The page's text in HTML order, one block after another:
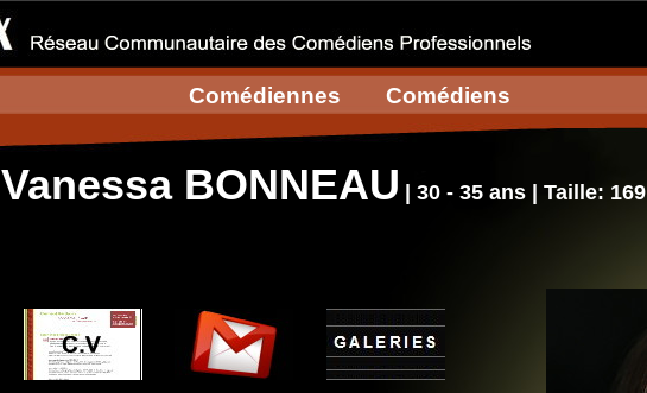
Comédiennes Comédiens
Vanessa BONNEAU | 30 - 35 ans | Taille: 169